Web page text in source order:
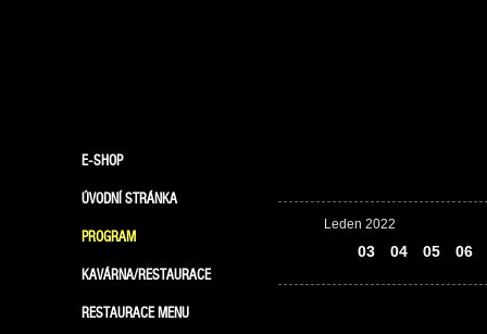
E-SHOP
ÚVODNÍ STRÁNKA
PROGRAM
KAVÁRNA/RESTAURACE
RESTAURACE MENU
Leden 2022
03 04 05 06